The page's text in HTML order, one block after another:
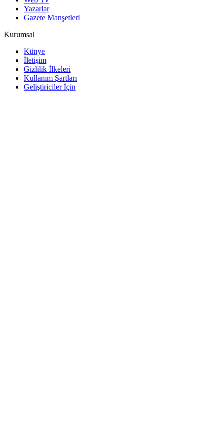
Yazarlar
Gazete Manşetleri
Kurumsal
Künye
İletişim
Gizlilik İlkeleri
Kullanım Şartları
Geliştiriciler İçin